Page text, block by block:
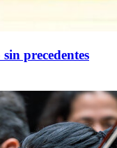
precedentes